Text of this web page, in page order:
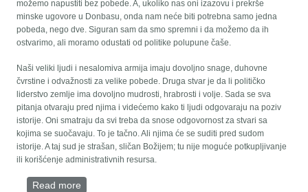
možemo napustiti bez pobede. A, ukoliko nas oni izazovu i prekrše
minske ugovore u Donbasu, onda nam neće biti potrebna samo jedna
pobeda, nego dve. Siguran sam da smo spremni i da možemo da ih
ostvarimo, ali moramo odustati od politike polupune čaše.
Naši veliki ljudi i nesalomiva armija imaju dovoljno snage, duhovne
čvrstine i odvažnosti za velike pobede. Druga stvar je da li političko
liderstvo zemlje ima dovoljno mudrosti, hrabrosti i volje. Sada se sva
pitanja otvaraju pred njima i videćemo kako ti ljudi odgovaraju na poziv
istorije. Oni smatraju da svi treba da snose odgovornost za stvari sa
kojima se suočavaju. To je tačno. Ali njima će se suditi pred sudom
istorije. A taj sud je strašan, sličan Božijem; tu nije moguće potkupljivanje
ili korišćenje administrativnih resursa.
Read more